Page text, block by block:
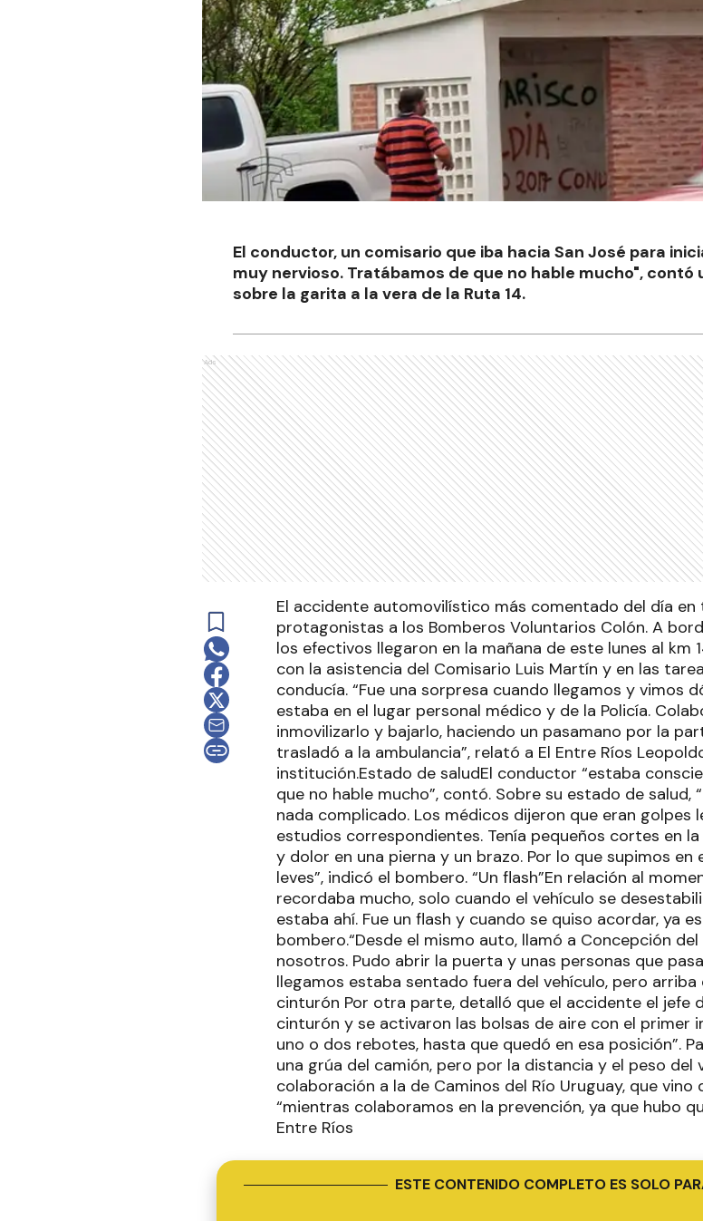
El conductor, un comisario que iba hacia San José para
muy nervioso. Tratábamos de que no hable mucho",
sobre la garita a la vera de la Ruta 14.
Ads
El accidente automovilístico más comentado del día
protagonistas a los Bomberos Voluntarios Colón. A
los efectivos llegaron en la mañana de este lunes al km
con la asistencia del Comisario Luis Martín y en las
conducía. “Fue una sorpresa cuando llegamos y vimos
estaba en el lugar personal médico y de la Policía.
inmovilizarlo y bajarlo, haciendo un pasamano por la
trasladó a la ambulancia”, relató a El Entre Ríos
institución.Estado de saludEl conductor “estaba
que no hable mucho”, contó. Sobre su estado de salud,
nada complicado. Los médicos dijeron que eran golpes
estudios correspondientes. Tenía pequeños cortes en
y dolor en una pierna y un brazo. Por lo que supimos
leves”, indicó el bombero. “Un flash”En relación al
recordaba mucho, solo cuando el vehículo se
estaba ahí. Fue un flash y cuando se quiso acordar, ya
bombero.“Desde el mismo auto, llamó a Concepción
nosotros. Pudo abrir la puerta y unas personas que
llegamos estaba sentado fuera del vehículo, pero arriba
cinturón Por otra parte, detalló que el accidente el jefe
cinturón y se activaron las bolsas de aire con el primer
uno o dos rebotes, hasta que quedó en esa posición”.
una grúa del camión, pero por la distancia y el peso del
colaboración a la de Caminos del Río Uruguay, que vino
“mientras colaboramos en la prevención, ya que hubo
Entre Ríos
ESTE CONTENIDO COMPLETO ES SOLO